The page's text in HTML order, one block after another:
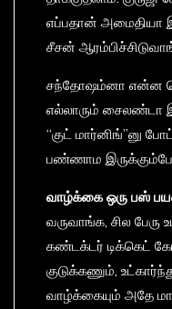
எப்பதான் அமைதியா
சீசன்
சந்தோஷம்னா என்ன
எல்லாரும் சைலண்டா
“குட் மார்னிங்”னு
பண்ணாம
வாழ்க்கை ஒரு பஸ்
வருவாங்க, சில பேரு
கண்டக்டர் டிக்கெட்
குடுக்கணும்,
வாழ்க்கையும் அதே